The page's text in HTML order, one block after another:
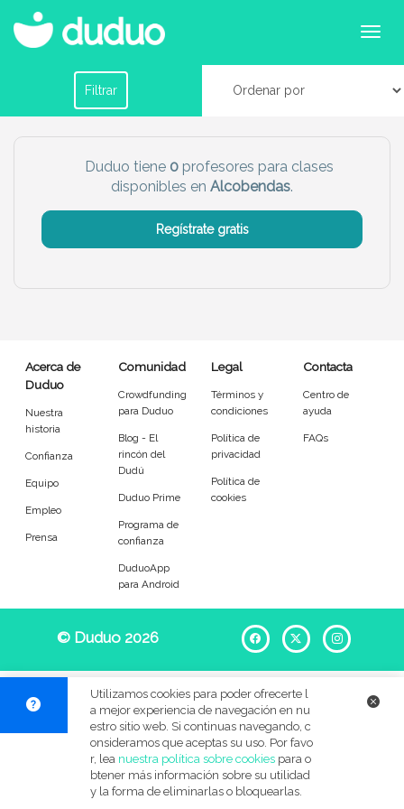
y secundaria en Alcobendas
Filtrar
Filtrar por horario
Chico Chica
Más servicio del dudú
Limpieza Manitas
Entrenador Asistente
Tipo de atención
Primaria
Selectividad
Universitarios
Materias
Apoyo escolar Ayuda con deberes
Técnicas de estudio Artes plásticas
Duduo tiene 0profesores para clases
disponibles en Alcobendas.
Regístrate gratis
Acerca de
Duduo
Nuestra
historia
Confianza
Equipo
Empleo
Prensa
Comunidad
Crowdfunding
para Duduo
Blog - El
rincón del
Dudú
Duduo Prime
Programa de
confianza
DuduoApp
para Android
Legal
Términos y
condiciones
Política de
privacidad
Política de
cookies
Contacta
Centro de
ayuda
FAQs
© Duduo 2026 Facebook
X
Utilizamos cookies para poder ofrecerte l
a mejor experiencia de navegación en nu
estro sitio web. Si continuas navegando, c
onsideramos que aceptas su uso. Por favo
r, lea nuestra política sobre cookiespara o
btener más información sobre su utilidad
y la forma de eliminarlas o bloquearlas.